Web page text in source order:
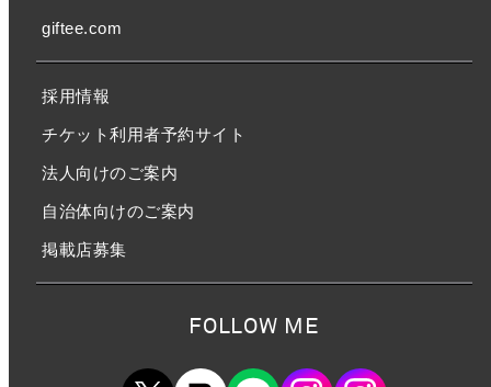
giftee.com
採用情報
チケット利用者予約サイト
法人向けのご案内
自治体向けのご案内
掲載店募集
FOLLOW ME